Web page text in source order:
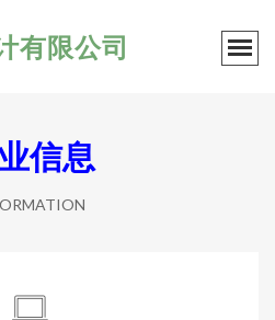
有限公司
信息